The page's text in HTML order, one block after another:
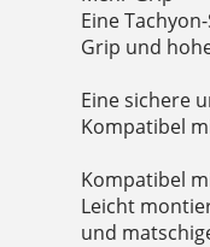
Eine
Grip und
Eine sichere
Kompatibel
Kompatibel
Leicht
und